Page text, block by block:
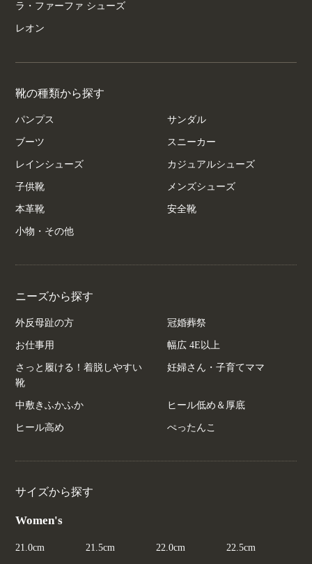
ラ・ファーファ シューズ
レオン
靴の種類から探す
パンプス サンダル
ブーツ スニーカー
レインシューズ カジュアルシューズ
子供靴 メンズシューズ
本革靴 安全靴
小物・その他
ニーズから探す
外反母趾の方 冠婚葬祭
お仕事用 幅広 4E以上
さっと履ける！着脱しやすい
靴
妊婦さん・子育てママ
中敷きふかふか ヒール低め＆厚底
ヒール高め ぺったんこ
サイズから探す
Women's
21.0cm 21.5cm 22.0cm 22.5cm